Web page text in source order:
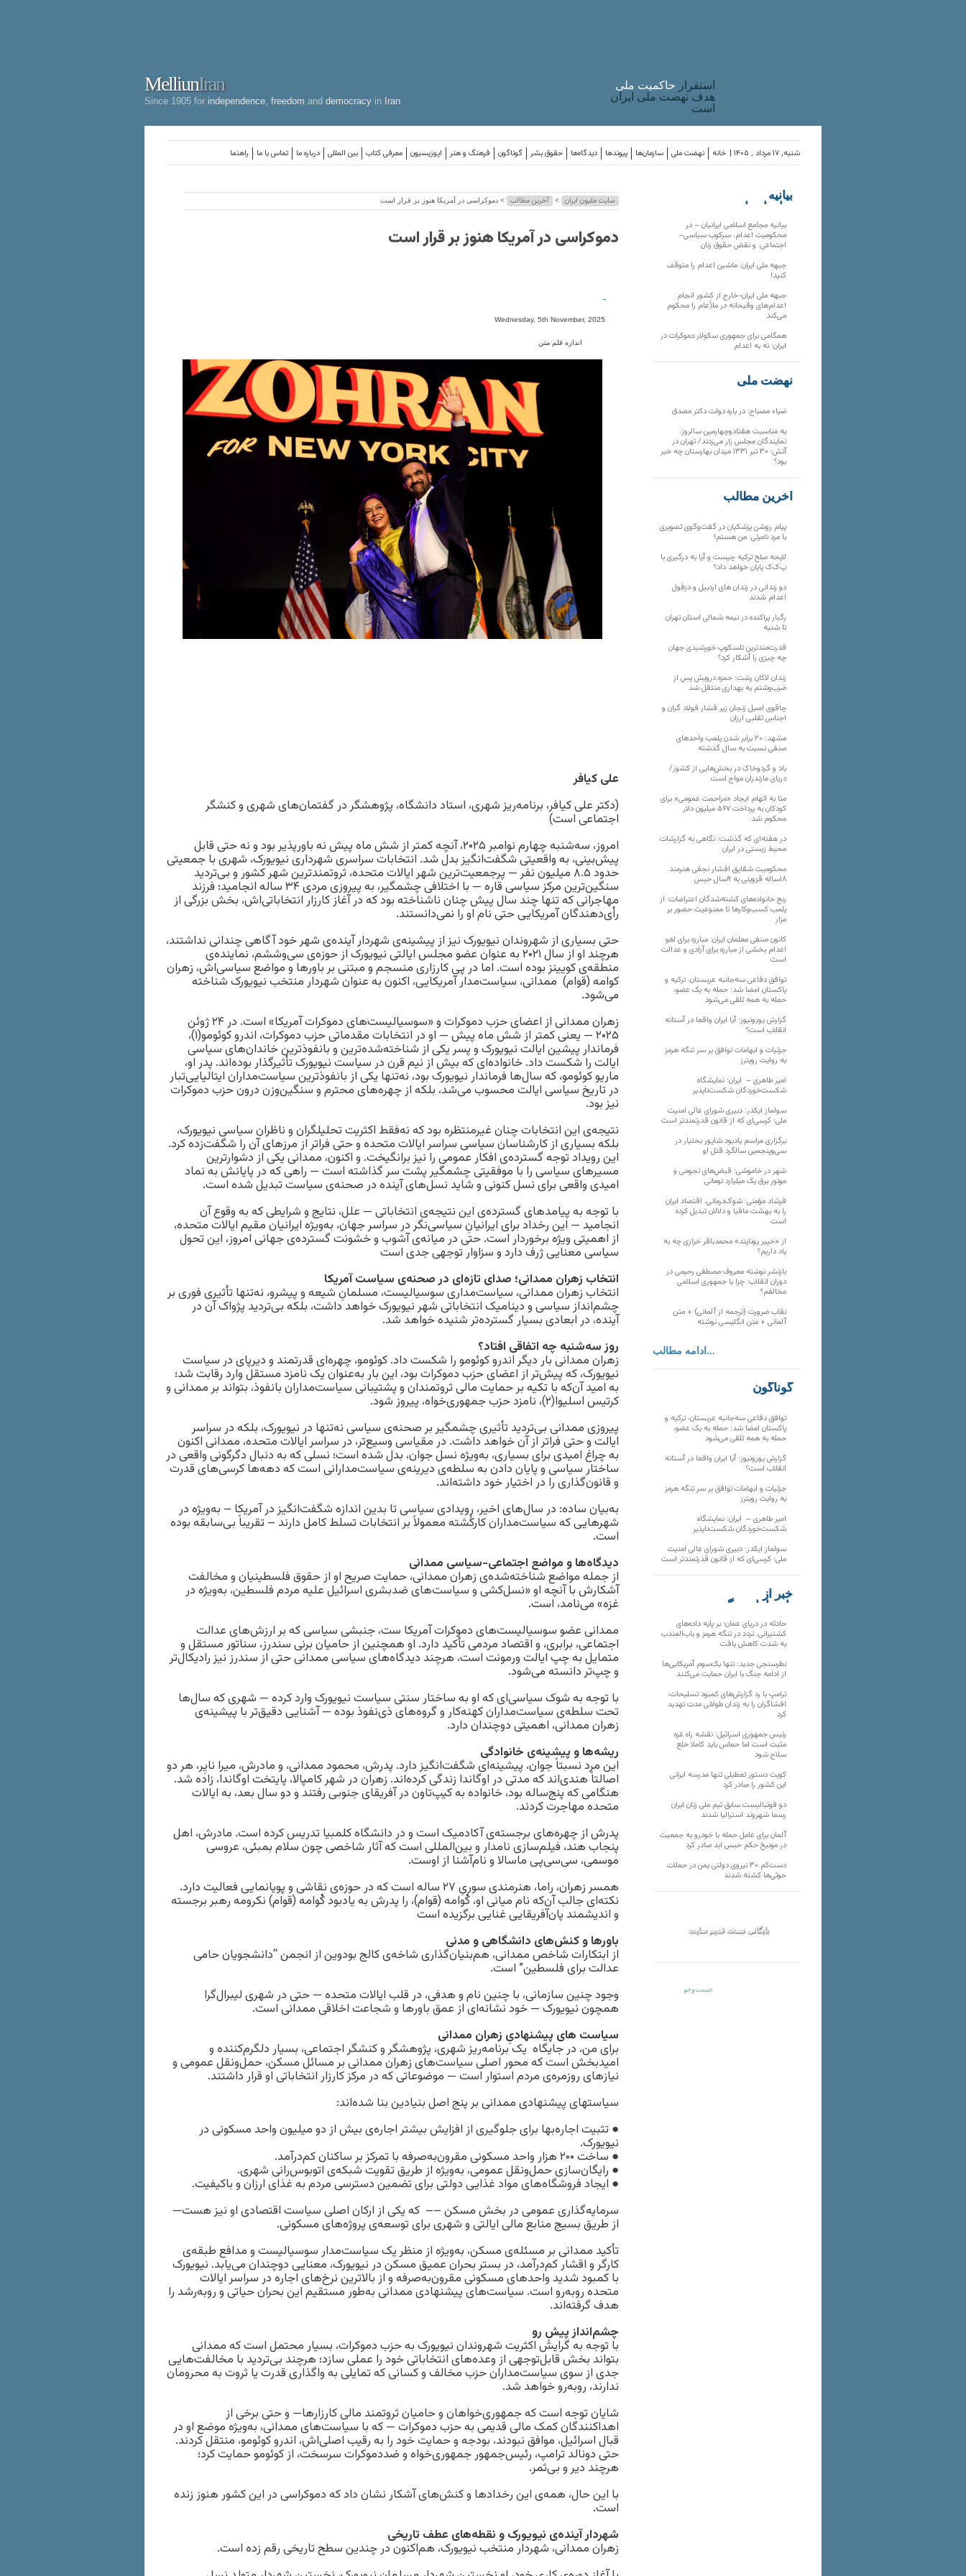
MelliunIran
Since 1905 for independence freedom and democracy in Iran
استقرار حاکميت ملی
هدف نهضت ملی ایران
است
راهنما تماس با ما درباره ما بین المللی معرفی کتاب اپوزیسیون فرهنگ و هنر گوناگون حقوق بشر دیدگاه‌ها پیوندها سازمان‌ها نهضت ملی خانه شنبه, ۱۷ مرداد , ۱۴۰۵ |
سایت ملیون ایران > آخرین مطالب > دموکراسی در آمریکا هنوز بر قرار است
دموکراسی در آمریکا هنوز بر قرار است
-
Wednesday, 5th November, 2025
اندازه قلم متن
علی کیافر
(دکتر علی کیا‌فر، برنامه‌ریز شهری، استاد دانشگاه، پژوهشگر در گفتمان‌های شهری و کنشگر
اجتماعی است)
امروز، سه‌شنبه چهارم نوامبر ۲۰۲۵، آنچه کمتر از شش ماه پیش نه باورپذیر بود و نه حتی قابل
پیش‌بینی، به واقعیتی شگفت‌انگیز بدل شد. انتخابات سراسری شهرداری نیویورک، شهری با جمعیتی
حدود ۸.۵ میلیون نفر — پرجمعیت‌ترین شهر ایالات متحده، ثروتمندترین شهر کشور و بی‌تردید
سنگین‌ترین مرکز سیاسی قاره — با اختلافی چشمگیر، به پیروزی مردی ۳۴ ساله انجامید؛ فرزند
مهاجرانی که تنها چند سال پیش چنان ناشناخته بود که در آغاز کارزار انتخاباتی‌اش، بخش بزرگی از
رأی‌دهندگان آمریکایی حتی نام او را نمی‌دانستند.
حتی بسیاری از شهروندان نیویورک نیز از پیشینه‌ی شهردار آینده‌ی شهر خود آگاهی چندانی نداشتند،
هرچند او از سال ۲۰۲۱ به عنوان عضو مجلس ایالتی نیویورک از حوزه‌ی سی‌وششم، نماینده‌ی
منطقه‌ی کویینز بوده است. اما در پی کارزاری منسجم و مبتنی بر باورها و مواضع سیاسی‌اش، زهران
کوامه (قوام) ممدانی، سیاست‌مدار آمریکایی، اکنون به عنوان شهردار منتخب نیویورک شناخته
می‌شود.
زهران ممدانی از اعضای حزب دموکرات و «سوسیالیست‌های دموکرات آمریکا» است. در ۲۴ ژوئن
۲۰۲۵ — یعنی کمتر از شش ماه پیش — او در انتخابات مقدماتی حزب دموکرات، اندرو کوئومو(۱)،
فرماندار پیشین ایالت نیویورک و پسر یکی از شناخته‌شده‌ترین و بانفوذترین خاندان‌های سیاسی
ایالت را شکست داد. خانواده‌ای که بیش از نیم قرن در سیاست نیویورک تأثیرگذار بوده‌اند. پدر او،
ماریو کوئومو، که سال‌ها فرماندار نیویورک بود، نه‌تنها یکی از بانفوذترین سیاست‌مداران ایتالیایی‌تبار
در تاریخ سیاسی ایالت محسوب می‌شد، بلکه از چهره‌های محترم و سنگین‌وزن درون حزب دموکرات
نیز بود.
نتیجه‌ی این انتخابات چنان غیرمنتظره بود که نه‌فقط اکثریت تحلیلگران و ناظران سیاسی نیویورک،
بلکه بسیاری از کارشناسان سیاسی سراسر ایالات متحده و حتی فراتر از مرزهای آن را شگفت‌زده کرد.
این رویداد توجه گسترده‌ی افکار عمومی را نیز برانگیخت. و اکنون، ممدانی یکی از دشوارترین
مسیرهای سیاسی را با موفقیتی چشمگیر پشت سر گذاشته است — راهی که در پایانش به نماد
امیدی واقعی برای نسل کنونی و شاید نسل‌های آینده در صحنه‌ی سیاست تبدیل شده است.
با توجه به پیامدهای گسترده‌ی این نتیجه‌ی انتخاباتی — علل، نتایج و شرایطی که به وقوع آن
انجامید — این رخداد برای ایرانیانِ سیاسی‌نگر در سراسر جهان، به‌ویژه ایرانیان مقیم ایالات متحده،
از اهمیتی ویژه برخوردار است. حتی در میانه‌ی آشوب و خشونت گسترده‌ی جهانی امروز، این تحول
سیاسی معنایی ژرف دارد و سزاوار توجهی جدی است
انتخاب زهران ممدانی؛ صدای تازه‌ای در صحنه‌ی سیاست آمریکا
انتخاب زهران ممدانی، سیاست‌مداری سوسیالیست، مسلمانِ شیعه و پیشرو، نه‌تنها تأثیری فوری بر
چشم‌انداز سیاسی و دینامیک انتخاباتی شهر نیویورک خواهد داشت، بلکه بی‌تردید پژواک آن در
آینده، در ابعادی بسیار گسترده‌تر شنیده خواهد شد.
روز سه‌شنبه چه اتفاقی افتاد؟
زهران ممدانی بار دیگر اندرو کوئومو را شکست داد. کوئومو، چهره‌ای قدرتمند و دیرپای در سیاست
نیویورک، که پیش‌تر از اعضای حزب دموکرات بود، این بار به‌عنوان یک نامزد مستقل وارد رقابت شد؛
به امید آن‌که با تکیه بر حمایت مالی ثروتمندان و پشتیبانی سیاست‌مداران بانفوذ، بتواند بر ممدانی و
کرتیس اسلیوا(۲)، نامزد حزب جمهوری‌خواه، پیروز شود.
پیروزی ممدانی بی‌تردید تأثیری چشمگیر بر صحنه‌ی سیاسی نه‌تنها در نیویورک، بلکه در سراسر
ایالت و حتی فراتر از آن خواهد داشت. در مقیاسی وسیع‌تر، در سراسر ایالات متحده، ممدانی اکنون
به چراغ امیدی برای بسیاری، به‌ویژه نسل جوان، بدل شده است؛ نسلی که به دنبال دگرگونی واقعی در
ساختار سیاسی و پایان دادن به سلطه‌ی دیرینه‌ی سیاست‌مدارانی است که دهه‌ها کرسی‌های قدرت
و قانون‌گذاری را در اختیار خود داشته‌اند.
به‌بیان ساده: در سال‌های اخیر، رویدادی سیاسی تا بدین اندازه شگفت‌انگیز در آمریکا – به‌ویژه در
شهرهایی که سیاست‌مداران کارکُشته معمولاً بر انتخابات تسلط کامل دارند – تقریباً بی‌سابقه بوده
است.
دیدگاه‌ها و مواضع اجتماعی-سیاسی ممدانی
از جمله مواضع شناخته‌شده‌ی زهران ممدانی، حمایت صریح او از حقوق فلسطینیان و مخالفت
آشکارش با آنچه او «نسل‌کشی و سیاست‌های ضدبشری اسرائیل علیه مردم فلسطین، به‌ویژه در
غزه» می‌نامد، است.
ممدانی عضو سوسیالیست‌های دموکرات آمریکا ست، جنبشی سیاسی که بر ارزش‌های عدالت
اجتماعی، برابری، و اقتصاد مردمی تأکید دارد. او همچنین از حامیان برنی سندرز، سناتور مستقل و
متمایل به چپ‌ ایالت ورمونت است، هرچند دیدگاه‌های سیاسی ممدانی حتی از سندرز نیز رادیکال‌تر
و چپ‌تر دانسته می‌شود.
با توجه به شوک سیاسی‌ای که او به ساختار سنتی سیاست نیویورک وارد کرده — شهری که سال‌ها
تحت سلطه‌ی سیاست‌مداران کهنه‌کار و گروه‌های ذی‌نفوذ بوده — آشنایی دقیق‌تر با پیشینه‌ی
زهران ممدانی، اهمیتی دوچندان دارد.
ریشه‌ها و پیشینه‌ی خانوادگی
این مرد نسبتاً جوان، پیشینه‌ای شگفت‌انگیز دارد. پدرش، محمود ممدانی، و مادرش، میرا نایِر، هر دو
اصالتاً هندی‌اند که مدتی در اوگاندا زندگی کرده‌اند. زهران در شهر کامپالا، پایتخت اوگاندا، زاده شد.
هنگامی که پنج‌ساله بود، خانواده به کیپ‌تاون در آفریقای جنوبی رفتند و دو سال بعد، به ایالات
متحده مهاجرت کردند.
پدرش از چهره‌های برجسته‌ی آکادمیک است و در دانشگاه کلمبیا تدریس کرده است. مادرش، اهل
پنجاب هند، فیلم‌سازی نامدار و بین‌المللی است که آثار شاخصی چون سلام بمبئی، عروسی
موسمی‌، سی‌سی‌پی ماسالا و نام‌آشنا از اوست.
همسر زهران، راما، هنرمندی سوریِ ۲۷ ساله است که در حوزه‌ی نقاشی و پویانمایی فعالیت دارد.
نکته‌ای جالب آن‌که نام میانی او، کْوامه (قوام)، را پدرش به یادبود کْوامه (قوام) نکرومه رهبر برجسته
و اندیشمند پان‌آفریقایی غنایی برگزیده است
باورها و کنش‌های دانشگاهی و مدنی
از ابتکارات شاخص ممدانی، هم‌بنیان‌گذاری شاخه‌ی کالج بودوین از انجمن “دانشجویان حامی
عدالت برای فلسطین” است.
وجود چنین سازمانی، با چنین نام و هدفی، در قلب ایالات متحده — حتی در شهری لیبرال‌گرا
همچون نیویورک — خود نشانه‌ای از عمق باورها و شجاعت اخلاقی ممدانی است.
سیاست های پیشنهادیِ زهران ممدانی
برای من، در جایگاه یک برنامه‌ریز شهری، پژوهشگر و کنشگر اجتماعی، بسیار دلگرم‌کننده و
امیدبخش است که محور اصلی سیاست‌های زهران ممدانی بر مسائل مسکن، حمل‌ونقل عمومی و
نیازهای روزمره‌ی مردم استوار است — موضوعاتی که در مرکز کارزار انتخاباتی او قرار داشتند.
سیاستهای پیشنهادی ممدانی بر پنج اصل بنیادین بنا شده‌اند:
● تثبیت اجاره‌بها برای جلوگیری از افزایش بیشتر اجاره‌ی بیش از دو میلیون واحد مسکونی در
نیویورک.
● ساخت ۲۰۰ هزار واحد مسکونی مقرون‌به‌صرفه با تمرکز بر ساکنان کم‌درآمد.
● رایگان‌سازی حمل‌ونقل عمومی، به‌ویژه از طریق تقویت شبکه‌ی اتوبوس‌رانی شهری.
● ایجاد فروشگاه‌های مواد غذایی دولتی برای تضمین دسترسی مردم به غذای ارزان و باکیفیت.
سرمایه‌گذاری عمومی در بخش مسکن –– که یکی از ارکان اصلی سیاست اقتصادی او نیز هست—
از طریق بسیج منابع مالی ایالتی و شهری برای توسعه‌ی پروژه‌های مسکونی.
تأکید ممدانی بر مسئله‌ی مسکن، به‌ویژه از منظر یک سیاست‌مدار سوسیالیست و مدافع طبقه‌ی
کارگر و اقشار کم‌درآمد، در بستر بحران عمیق مسکن در نیویورک، معنایی دوچندان می‌یابد. نیویورک
با کمبود شدید واحدهای مسکونی مقرون‌به‌صرفه و از بالاترین نرخ‌های اجاره در سراسر ایالات
متحده روبه‌رو است. سیاست‌های پیشنهادی ممدانی به‌طور مستقیم این بحران حیاتی و رو‌به‌رشد را
هدف گرفته‌اند.
چشم‌انداز پیش‌ِ رو
با توجه به گرایش اکثریت شهروندان نیویورک به حزب دموکرات، بسیار محتمل است که ممدانی
بتواند بخش قابل‌توجهی از وعده‌های انتخاباتی خود را عملی سازد؛ هرچند بی‌تردید با مخالفت‌هایی
جدی از سوی سیاست‌مداران حزب مخالف و کسانی که تمایلی به واگذاری قدرت یا ثروت به محرومان
ندارند، روبه‌رو خواهد شد.
شایان توجه است که جمهوری‌خواهان و حامیان ثروتمند مالی کارزارها— و حتی برخی از
اهداکنندگان کمک مالی قدیمی به حزب دموکرات — که با سیاست‌های ممدانی، به‌ویژه موضع او در
قبال اسرائیل، موافق نبودند، بودجه و حمایت خود را به رقیب اصلی‌اش، اندرو کوئومو، منتقل کردند.
حتی دونالد ترامپ، رئیس‌جمهور جمهوری‌خواه و ضددموکرات سرسخت، از کوئومو حمایت کرد؛
هرچند دیر و بی‌ثمر.
با این حال، همه‌ی این رخدادها و کنش‌های آشکار نشان داد که دموکراسی در این کشور هنوز زنده
است.
شهردار آینده‌ی نیویورک و نقطه‌های عطف تاریخی
زهران ممدانی، شهردار منتخب نیویورک، هم‌اکنون در چندین سطح تاریخی رقم زده است.
بیانیه
سازمان‌های
بیانیه مجامع اسلامی ایرانیان – در
محکومیت اعدام، سرکوب سیاسی–
اجتماعی، و نقض حقوق زنان
جبهه ملی ایران: ماشین اعدام را متوقف
کنید!
جبهه ملی ایران-خارج از کشور انجام
اعدام‌های وقیحانه در ملأِعام را محکوم
می‌کند
همگامی برای جمهوری سکولار دموکرات در
ایران: نه به اعدام
نهضت ملی
ضیاء مصباح: در باره دولت دکتر مصدق
به مناسبت هفتادوچهارمین سالروز:
نمایندگان مجلس زار می‌زدند/ تهران در
آتش؛ ۳۰ تیر ۱۳۳۱ میدان بهارستان چه خبر
بود؟
آخرین مطالب
پیام روشن پزشکیان در گفت‌و‌گوی تصویری
با مرد نامرئی: من هستم!
لایحه صلح ترکیه چیست و آیا به درگیری با
پ‌ک‌ک پایان خواهد داد؟
دو زندانی در زندان های اردبیل و دزفول
اعدام شدند
رگبار پراکنده در نیمه شمالی استان تهران
تا شنبه
قدرت‌مندترین تلسکوپ خورشیدی جهان
چه چیزی را آشکار کرد؟
زندان لاکان رشت؛ حمزه درویش پس از
ضرب‌وشتم به بهداری منتقل شد
چاقوی اصیل زنجان زیر فشار فولاد گران و
اجناس تقلبی ارزان
مشهد؛ ۲۰ برابر شدن پلمب واحدهای
صنفی نسبت به سال گذشته
باد و گردوخاک در بخش‌هایی از کشور/
دریای مازندران مواج است
متا به اتهام ایجاد «مزاحمت عمومی» برای
کودکان به پرداخت ۵۶۷ میلیون دلار
محکوم شد
در هفته‌ای که گذشت؛ نگاهی به گزارشات
محیط زیستی در ایران
محکومیت شقایق افشار نجفی هنرمند
۱۸ساله قزوینی به ۹سال حبس
رنج خانواده‌های کشته‌شدگان اعتراضات؛ از
پلمب کسب‌وکارها تا ممنوعیت حضور بر
مزار
کانون صنفی معلمان ایران: مبارزه برای لغو
اعدام بخشی از مبارزه برای آزادی و عدالت
است
توافق دفاعی سه‌جانبه عربستان، ترکیه و
پاکستان امضا شد؛ حمله به یک عضو،
حمله به همه تلقی می‌شود
گزارش یورونیوز؛ آیا ایران واقعا در آستانه
انقلاب است؟
جزئیات و ابهامات توافق بر سر تنگه هرمز
به روایت رویترز
امیر طاهری – ایران: نمایشگاه
شکست‌خوردگان شکست‌ناپذیر
سولماز ایکدر: دبیری شورای عالی امنیت
ملی؛ کرسی‌ای که از قانون قدرتمندتر است
برگزاری مراسم یادبود شاپور بختیار در
سی‌وپنجمین سالگرد قتل او
شهر در خاموشی؛ قبض‌های نجومی و
موتور برق یک میلیارد تومانی
فرشاد مؤمنی: شوک‌درمانی، اقتصاد ایران
را به بهشت مافیا و دلالان تبدیل کرده
است
از «خیبر یونایتد» محمدباقر خرازی چه به
یاد داریم؟
بازنشر نوشته معروف مصطفی رحیمی در
دوران انقلاب: چرا با جمهوری اسلامی
مخالفم؟
نقاب ضرورت (ترجمه از آلمانی) + متن
آلمانی + متن انگلیسی نوشته
ادامه مطالب...
گوناگون
توافق دفاعی سه‌جانبه عربستان، ترکیه و
پاکستان امضا شد؛ حمله به یک عضو،
حمله به همه تلقی می‌شود
گزارش یورونیوز؛ آیا ایران واقعا در آستانه
انقلاب است؟
جزئیات و ابهامات توافق بر سر تنگه هرمز
به روایت رویترز
امیر طاهری – ایران: نمایشگاه
شکست‌خوردگان شکست‌ناپذیر
سولماز ایکدر: دبیری شورای عالی امنیت
ملی؛ کرسی‌ای که از قانون قدرتمندتر است
خبر از
تارنماهای دیگر
حادثه در دریای عمان؛ بر پایه داده‌های
کشتیرانی، تردد در تنگه هرمز و باب‌المندب
به شدت کاهش یافت
نظرسنجی جدید: تنها یک‌سوم آمریکایی‌ها
از ادامه جنگ با ایران حمایت می‌کنند
ترامپ با رد گزارش‌های کمبود تسلیحات،
افشاگران را به زندان طولانی مدت تهدید
کرد
رئیس‌ جمهوری اسرائیل: نقشه راه غزه
مثبت است اما حماس باید کاملا خلع
سلاح شود
کویت دستور تعطیلی تنها مدرسه ایرانی
این کشور را صادر کرد
دو فوتبالیست سابق تیم ملی زنان ایران
رسما شهروند استرالیا شدند
آلمان برای عامل حمله با خودرو به جمعیت
در مونیخ حکم حبس ابد صادر کرد
دست‌کم ۳۰ نیروی دولتی یمن در حملات
حوثی‌ها کشته شدند
بایگانی نسخه قدیم سایت